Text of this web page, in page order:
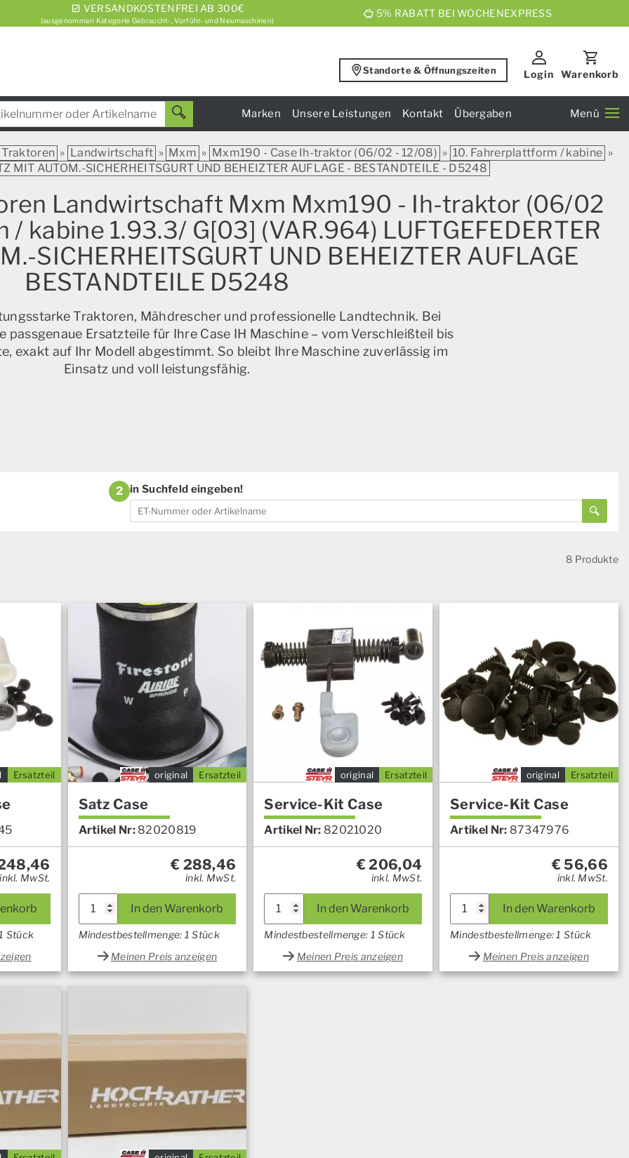
VERSANDKOSTENFREI AB 300€
(ausgenommen Kategorie Gebraucht-, Vorführ- und Neumaschinen)
5% RABATT BEI WOCHENEXPRESS
Standorte & Öffnungszeiten Login Warenkorb
Marken Unsere Leistungen Kontakt Übergaben Menü
Traktoren » Landwirtschaft » Mxm » Mxm190 - Case Ih-traktor (06/02 - 12/08) » 10. Fahrerplattform / kabine »
MIT AUTOM.-SICHERHEITSGURT UND BEHEIZTER AUFLAGE - BESTANDTEILE - D5248
Landwirtschaft Mxm Mxm190 - Ih-traktor (06/02
kabine 1.93.3/ G[03] (VAR.964) LUFTGEFEDERTER
SICHERHEITSGURT UND BEHEIZTER AUFLAGE
BESTANDTEILE D5248
Traktoren, Mähdrescher und professionelle Landtechnik. Bei
passgenaue Ersatzteile für Ihre Case IH Maschine – vom Verschleißteil bis
exakt auf Ihr Modell abgestimmt. So bleibt Ihre Maschine zuverlässig im
Einsatz und voll leistungsfähig.
2 in Suchfeld eingeben!
8 Produkte
Ersatzteil
inkl. MwSt.
Stück
Ersatzteil
original
Satz Case
Artikel Nr: 82020819
€ 288,46
inkl. MwSt.
Case
Menge
In den Warenkorb
Mindestbestellmenge: 1 Stück
Meinen Preis anzeigen
Ersatzteil
original
Service-Kit Case
Artikel Nr: 82021020
€206,04
inkl. MwSt.
Kit
Case
In den Warenkorb
Mindestbestellmenge: 1 Stück
Meinen Preis anzeigen
Ersatzteil
original
Service-Kit Case
Artikel Nr: 87347976
€56,66
inkl. MwSt.
Kit
Case
In den Warenkorb
Mindestbestellmenge: 1 Stück
Meinen Preis anzeigen